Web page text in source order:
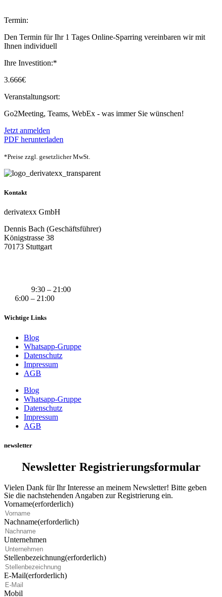
Termin:
Den Termin für Ihr 1 Tages Online-Sparring vereinbaren wir mit
Ihnen individuell
Ihre Investition:*
3.666€
Veranstaltungsort:
Go2Meeting, Teams, WebEx - was immer Sie wünschen!
Jetzt anmelden
PDF herunterladen
*Preise zzgl. gesetzlicher MwSt.
Kontakt
derivatexx GmbH
Dennis Bach (Geschäftsführer)
Königstrasse 38
70173 Stuttgart
9:30 – 21:00
6:00 – 21:00
Wichtige Links
Blog
Whatsapp-Gruppe
Datenschutz
Impressum
AGB
Blog
Whatsapp-Gruppe
Datenschutz
Impressum
AGB
newsletter
Newsletter Registrierungsformular
Vielen Dank für Ihr Interesse an meinem Newsletter! Bitte geben
Sie die nachstehenden Angaben zur Registrierung ein.
Vorname(erforderlich)
Nachname(erforderlich)
Unternehmen
Stellenbezeichnung(erforderlich)
E-Mail(erforderlich)
Mobil